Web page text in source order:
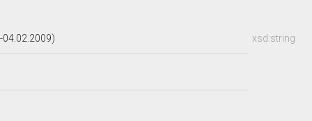
xsd:string
04.02.2009)